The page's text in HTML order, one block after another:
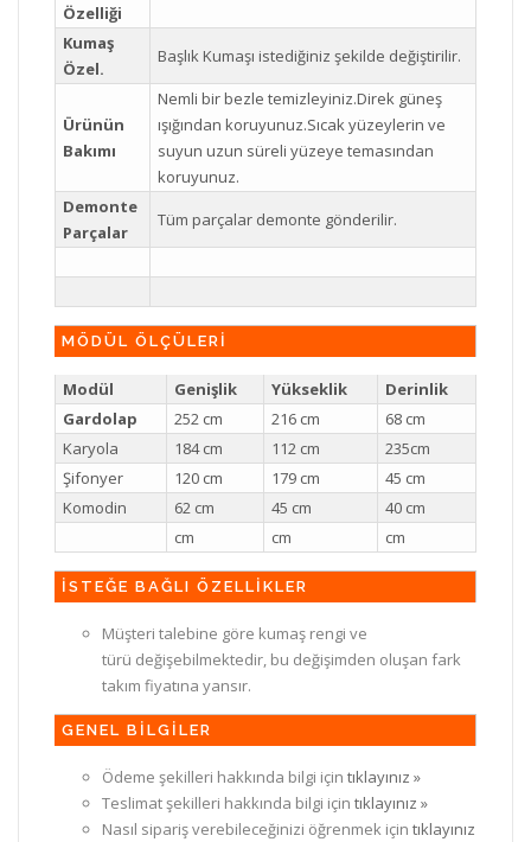
Özelliği
Kumaş
Özel.
Başlık Kumaşı istediğiniz şekilde değiştirilir.
Ürünün
Bakımı
Nemli bir bezle temizleyiniz.Direk güneş
ışığından koruyunuz.Sıcak yüzeylerin ve
suyun uzun süreli yüzeye temasından
koruyunuz.
Demonte
Parçalar
Tüm parçalar demonte gönderilir.
MÖDÜL ÖLÇÜLERİ
Modül Genişlik Yükseklik
Derinlik
Gardolap
252 cm 216 cm
68 cm
Karyola
184 cm 112 cm
235cm
Şifonyer
120 cm 179 cm
45 cm
Komodin
62 cm 45 cm
40 cm
cm
cm cm
İSTEĞE BAĞLI ÖZELLİKLER
Müşteri talebine göre kumaş rengi ve
türü değişebilmektedir, bu değişimden oluşan fark
takım fiyatına yansır.
GENEL BİLGİLER
Ödeme şekilleri hakkında bilgi için tıklayınız »
Teslimat şekilleri hakkında bilgi için tıklayınız »
Nasıl sipariş verebileceğinizi öğrenmek için tıklayınız